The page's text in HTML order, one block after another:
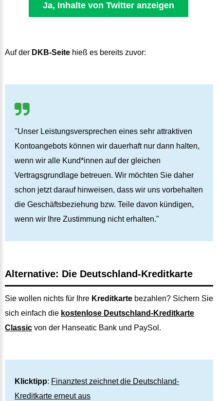
Auf der DKB-Seite hieß es bereits zuvor:
"Unser Leistungsversprechen eines sehr attraktiven
Kontoangebots können wir dauerhaft nur dann halten,
wenn wir alle Kund*innen auf der gleichen
Vertragsgrundlage betreuen. Wir möchten Sie daher
schon jetzt darauf hinweisen, dass wir uns vorbehalten
die Geschäftsbeziehung bzw. Teile davon kündigen,
wenn wir Ihre Zustimmung nicht erhalten."
Alternative: Die Deutschland-Kreditkarte
Sie wollen nichts für Ihre Kreditkarte bezahlen? Sichern Sie
sich einfach die kostenlose Deutschland-Kreditkarte
Classic von der Hanseatic Bank und PaySol.
Klicktipp: Finanztest zeichnet die Deutschland-
Kreditkarte erneut aus